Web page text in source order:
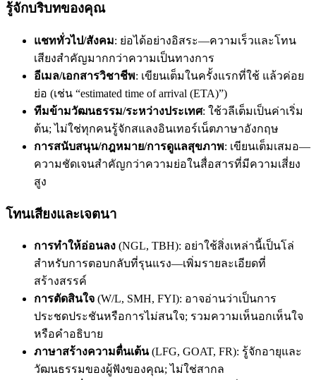
รู้จักบริบทของคุณ
แชททั่วไป/สังคม: ย่อได้อย่างอิสระ—ความเร็วและโทน
เสียงสำคัญมากกว่าความเป็นทางการ
อีเมล/เอกสารวิชาชีพ: เขียนเต็มในครั้งแรกที่ใช้ แล้วค่อย
ย่อ (เช่น “estimated time of arrival (ETA)”)
ทีมข้ามวัฒนธรรม/ระหว่างประเทศ: ใช้วลีเต็มเป็นค่าเริ่ม
ต้น; ไม่ใช่ทุกคนรู้จักสแลงอินเทอร์เน็ตภาษาอังกฤษ
การสนับสนุน/กฎหมาย/การดูแลสุขภาพ: เขียนเต็มเสมอ—
ความชัดเจนสำคัญกว่าความย่อในสื่อสารที่มีความเสี่ยง
สูง
โทนเสียงและเจตนา
การทำให้อ่อนลง (NGL, TBH): อย่าใช้สิ่งเหล่านี้เป็นโล่
สำหรับการตอบกลับที่รุนแรง—เพิ่มรายละเอียดที่
สร้างสรรค์
การตัดสินใจ (W/L, SMH, FYI): อาจอ่านว่าเป็นการ
ประชดประชันหรือการไม่สนใจ; รวมความเห็นอกเห็นใจ
หรือคำอธิบาย
ภาษาสร้างความตื่นเต้น(LFG, GOAT, FR): รู้จักอายุและ
วัฒนธรรมของผู้ฟังของคุณ; ไม่ใช่สากล